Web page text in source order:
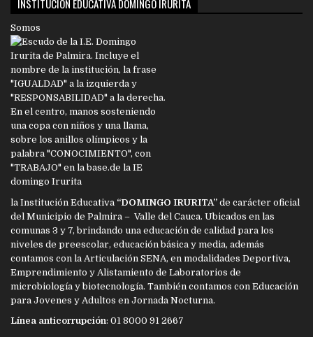
INSTITUCION EDUCATIVA DOMINGO IRURITA
Somos
la Institución Educativa “DOMINGO IRURITA” de carácter oficial
del Municipio de Palmira – Valle del Cauca. Ubicados en las
comunas 3 y 7, brindando una educación de calidad para los
niveles de preescolar, educación básica y media, además
contamos con la Articulación SENA, en modalidades Deportiva,
Emprendimiento y Alistamiento de Laboratorios de
microbiología y biotecnología. También contamos con Educación
para Jovenes y Adultos en Jornada Nocturna.
Línea anticorrupción: 01 8000 91 2667